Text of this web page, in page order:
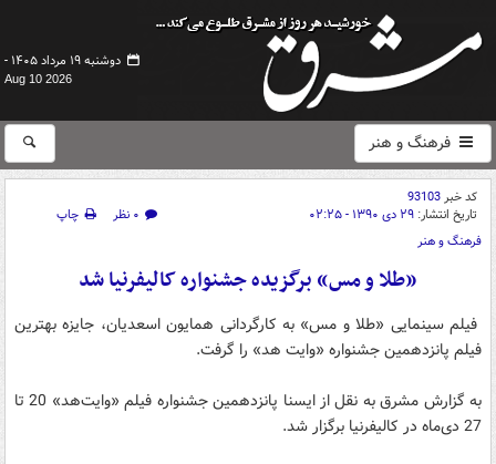
دوشنبه ۱۹ مرداد ۱۴۰۵ -
Aug 10 2026
فرهنگ و هنر
کد خبر93103
تاریخ انتشار: ۲۹ دی ۱۳۹۰ - ۰۲:۲۵ ۰ نظر
چاپ
فرهنگ و هنر
«طلا و مس» برگزیده جشنواره‌ کالیفرنیا شد
فیلم سینمایی «طلا و مس» به کارگردانی همایون اسعدیان، جایزه بهترین
فیلم پانزدهمین جشنواره «وایت هد» را گرفت.
به گزارش مشرق به نقل از ایسنا پانزدهمین جشنواره فیلم «وایت‌هد» 20 تا
27 دی‌ماه در کالیفرنیا برگزار شد.